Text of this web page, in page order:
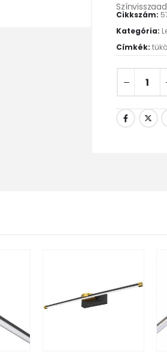
Cikkszám:
Kategória:
Címkék: